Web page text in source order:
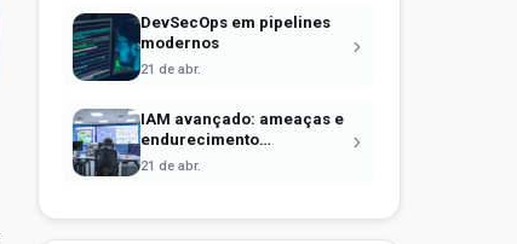
DevSecOps em pipelines
modernos
21 de abr.
IAM avançado: ameaças e
endurecimento
operacional
21 de abr.